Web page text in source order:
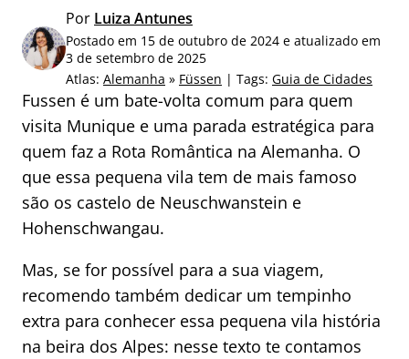
p
o
r
:
Por Luiza Antunes
Postado em 15 de outubro de 2024 e atualizado em
3 de setembro de 2025
Atlas: Alemanha » Füssen | Tags: Guia de Cidades
Fussen é um bate-volta comum para quem
visita Munique e uma parada estratégica para
quem faz a Rota Romântica na Alemanha. O
que essa pequena vila tem de mais famoso
são os castelo de Neuschwanstein e
Hohenschwangau.
Mas, se for possível para a sua viagem,
recomendo também dedicar um tempinho
extra para conhecer essa pequena vila história
na beira dos Alpes: nesse texto te contamos